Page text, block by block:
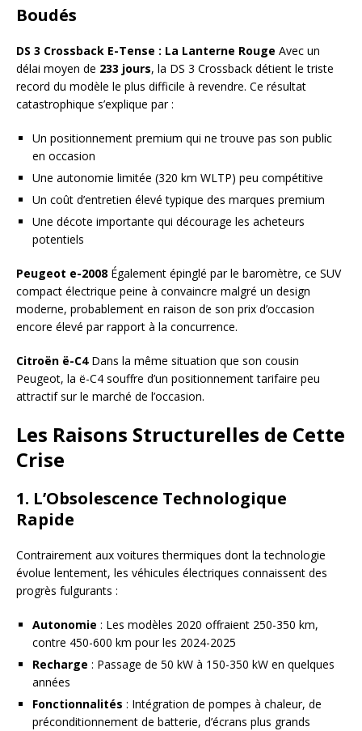
Boudés
DS 3 Crossback E-Tense : La Lanterne Rouge Avec un
délai moyen de 233 jours, la DS 3 Crossback détient le triste
record du modèle le plus difficile à revendre. Ce résultat
catastrophique s’explique par :
Un positionnement premium qui ne trouve pas son public
en occasion
Une autonomie limitée (320 km WLTP) peu compétitive
Un coût d’entretien élevé typique des marques premium
Une décote importante qui décourage les acheteurs
potentiels
Peugeot e-2008 Également épinglé par le baromètre, ce SUV
compact électrique peine à convaincre malgré un design
moderne, probablement en raison de son prix d’occasion
encore élevé par rapport à la concurrence.
Citroën ë-C4Dans la même situation que son cousin
Peugeot, la ë-C4 souffre d’un positionnement tarifaire peu
attractif sur le marché de l’occasion.
Les Raisons Structurelles de Cette
Crise
1. L’Obsolescence Technologique
Rapide
Contrairement aux voitures thermiques dont la technologie
évolue lentement, les véhicules électriques connaissent des
progrès fulgurants :
Autonomie : Les modèles 2020 offraient 250-350 km,
contre 450-600 km pour les 2024-2025
Recharge : Passage de 50 kW à 150-350 kW en quelques
années
Fonctionnalités : Intégration de pompes à chaleur, de
préconditionnement de batterie, d’écrans plus grands